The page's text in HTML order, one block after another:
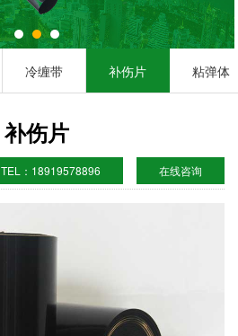
冷缠带 补伤片 粘弹体
补伤片
在线咨询
TEL：18919578896